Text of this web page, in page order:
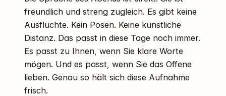
freundlich und streng zugleich. Es gibt keine
Ausflüchte. Kein Posen. Keine künstliche
Distanz. Das passt in diese Tage noch immer.
Es passt zu Ihnen, wenn Sie klare Worte
mögen. Und es passt, wenn Sie das Offene
lieben. Genau so hält sich diese Aufnahme
frisch.